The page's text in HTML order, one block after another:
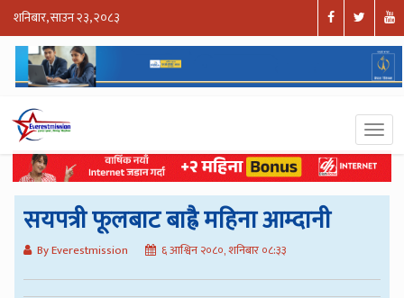
शनिबार, साउन २३, २०८३
सयपत्री फूलबाट बाह्रै महिना आम्दानी
By Everestmission ६ आश्विन २०८०, शनिबार ०८:३३